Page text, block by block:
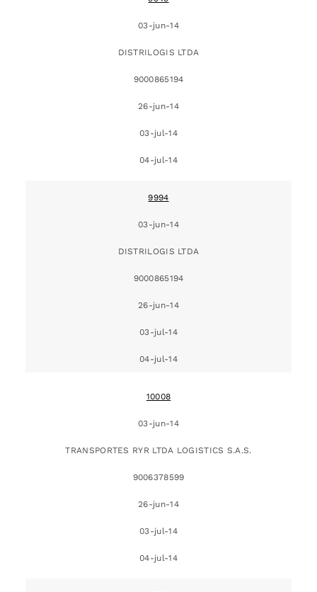
03-jun-14
DISTRILOGIS LTDA
9000865194
26-jun-14
03-jul-14
04-jul-14
9994
03-jun-14
DISTRILOGIS LTDA
9000865194
26-jun-14
03-jul-14
04-jul-14
10008
03-jun-14
TRANSPORTES RYR LTDA LOGISTICS S.A.S.
9006378599
26-jun-14
03-jul-14
04-jul-14